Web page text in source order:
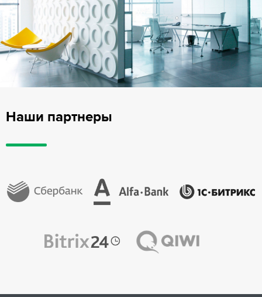
Наши партнеры